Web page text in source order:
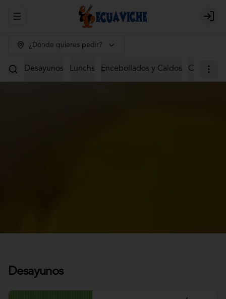
Abrir menu de navegación Login
¿Dónde quieres pedir?
Desayunos Lunchs Encebollados y Caldos Ceviches
Desayunos